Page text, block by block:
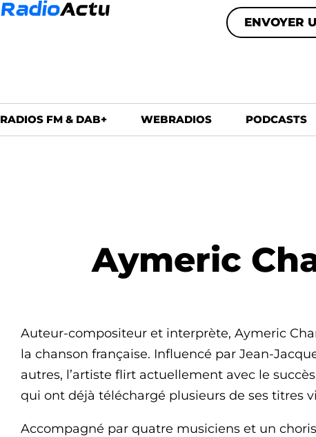
ENVOYER
RADIOS FM & DAB+ WEBRADIOS PODCASTS
Aymeric
Auteur-compositeur et interprète, Aymeric
la chanson française. Influencé par Jean-
autres, l’artiste flirt actuellement avec le
qui ont déjà téléchargé plusieurs de ses titres
Accompagné par quatre musiciens et un